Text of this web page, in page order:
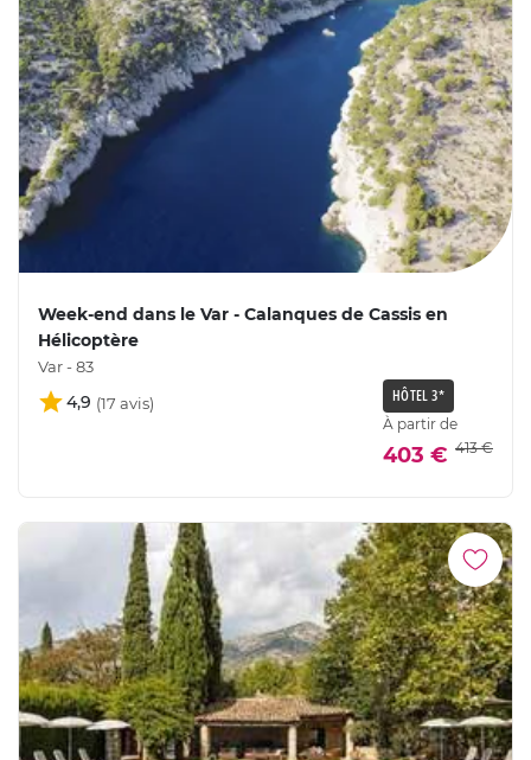
Week-end dans le Var - Calanques de Cassis en
Hélicoptère
Var - 83
4,9 HÔTEL 3*
À partir de
403 € 413 €